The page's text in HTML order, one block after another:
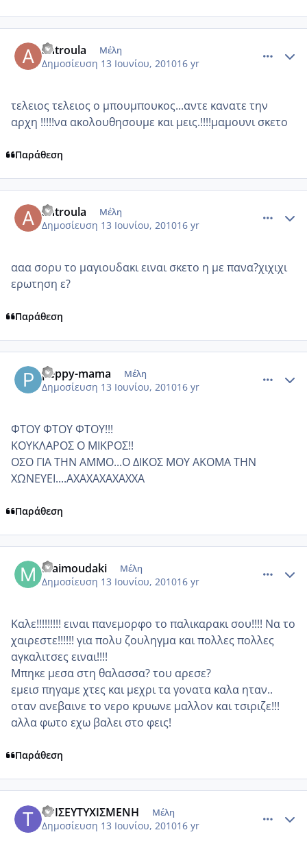
antroula Μέλη
Δημοσίευση 13 Ιουνίου, 201016 yr
τελειος τελειος ο μπουμπουκος...αντε κανατε την
αρχη !!!!!να ακολουθησουμε και μεις.!!!!μαμουνι σκετο
Παράθεση
antroula Μέλη
Δημοσίευση 13 Ιουνίου, 201016 yr
ααα σορυ το μαγιουδακι ειναι σκετο η με πανα?χιχιχι
ερωτηση ε?
Παράθεση
peppy-mama Μέλη
Δημοσίευση 13 Ιουνίου, 201016 yr
ΦΤΟΥ ΦΤΟΥ ΦΤΟΥ!!!
ΚΟΥΚΛΑΡΟΣ Ο ΜΙΚΡΟΣ!!
ΟΣΟ ΓΙΑ ΤΗΝ ΑΜΜΟ...Ο ΔΙΚΟΣ ΜΟΥ ΑΚΟΜΑ ΤΗΝ
ΧΩΝΕΥΕΙ....ΑΧΑΧΑΧΑΧΑΧΧΑ
Παράθεση
Maimoudaki Μέλη
Δημοσίευση 13 Ιουνίου, 201016 yr
Καλε!!!!!!!!! ειναι πανεμορφο το παλικαρακι σου!!!! Να το
χαιρεστε!!!!!! για πολυ ζουληγμα και πολλες πολλες
αγκαλιτσες ειναι!!!!
Μπηκε μεσα στη θαλασσα? του αρεσε?
εμεισ πηγαμε χτες και μεχρι τα γονατα καλα ηταν..
οταν ανεβαινε το νερο κρυωνε μαλλον και τσιριζε!!!
αλλα φωτο εχω βαλει στο φεις!
Παράθεση
ΤΡΙΣΕΥΤΥΧΙΣΜΕΝΗ Μέλη
Δημοσίευση 13 Ιουνίου, 201016 yr